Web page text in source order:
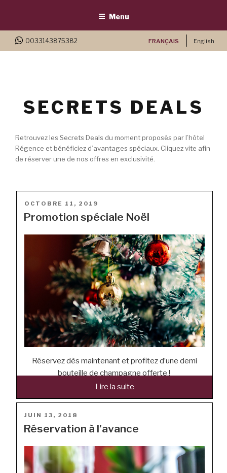
to
0033143875382 FRANÇAIS English
Menu
SECRETS DEALS
Retrouvez les Secrets Deals du moment proposés par l’hôtel
Régence et bénéficiez d’avantages spéciaux. Cliquez vite afin
de réserver une de nos offres en exclusivité.
POSTÉ
LE
OCTOBRE 11, 2019
Promotion spéciale Noël
Réservez dès maintenant et profitez d’une demi
bouteille de champagne offerte !
Lire la suite
POSTÉ
LE
JUIN 13, 2018
Réservation à l’avance